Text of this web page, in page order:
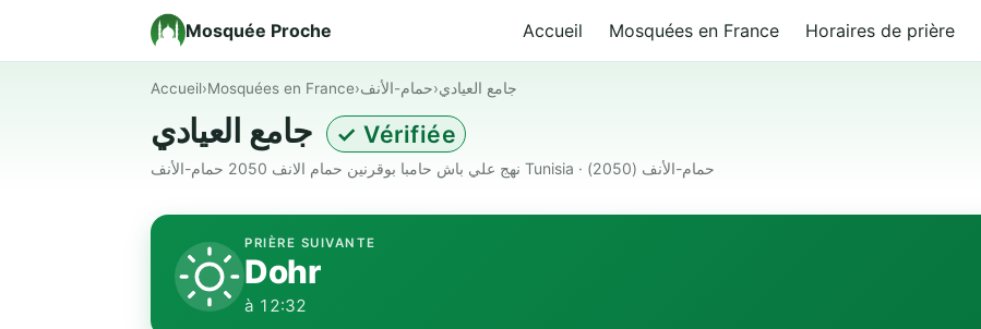
Mosquée Proche Accueil Mosquées en France Horaires de prière
Accueil›Mosquées en France›حمام-الأنف›جامع العيادي
✓ Vérifiée
نهج علي باش حامبا بوقرنين حمام الانف 2050 حمام-الأنف Tunisia · حمام-الأنف (2050)
PRIÈRE SUIVANTE
Dohr
à 12:32